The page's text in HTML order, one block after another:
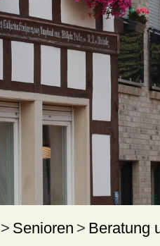
Senioren Beratung